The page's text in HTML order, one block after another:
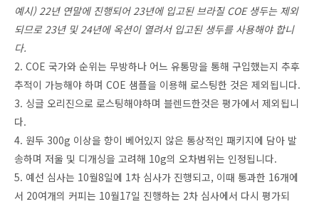
예시) 22년 연말에 진행되어 23년에 입고된 브라질 COE 생두는 제외
되므로 23년 및 24년에 옥션이 열려서 입고된 생두를 사용해야 합니
다.
2. COE 국가와 순위는 무방하나 어느 유통망을 통해 구입했는지 추후
추적이 가능해야 하며 COE 샘플을 이용해 로스팅한 것은 제외됩니다.
3. 싱글 오리진으로 로스팅해야하며 블렌드한것은 평가에서 제외됩니
다.
4. 원두 300g 이상을 향이 베어있지 않은 통상적인 패키지에 담아 발
송하며 저울 및 디개싱을 고려해 10g의 오차범위는 인정됩니다.
5. 예선 심사는 10월8일에 1차 심사가 진행되고, 이때 통과한 16개에
서 20여개의 커피는 10월17일 진행하는 2차 심사에서 다시 평가되